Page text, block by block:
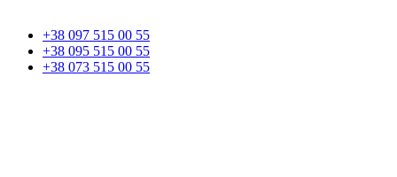
+38 097 515 00 55
+38 095 515 00 55
+38 073 515 00 55